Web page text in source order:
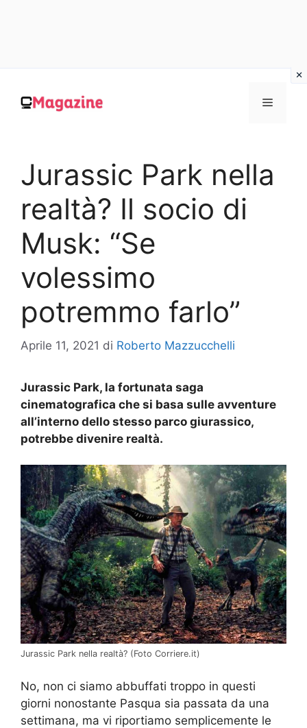
contenuto
MENU
Jurassic Park nella
realtà? Il socio di
Musk: “Se
volessimo
potremmo farlo”
Aprile 11, 2021 di Roberto Mazzucchelli
Jurassic Park, la fortunata saga
cinematografica che si basa sulle avventure
all’interno dello stesso parco giurassico,
potrebbe divenire realtà.
Jurassic Park nella realtà? (Foto Corriere.it)
No, non ci siamo abbuffati troppo in questi
giorni nonostante Pasqua sia passata da una
settimana, ma vi riportiamo semplicemente le